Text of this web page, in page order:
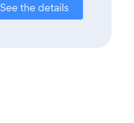
See the details